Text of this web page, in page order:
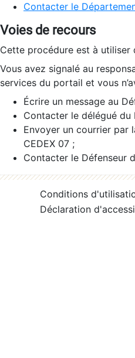
Contacter le
Voies de recours
Cette procédure est à utiliser
Vous avez signalé au
services du portail et vous
Écrire un message au
Contacter le délégué
Envoyer un courrier par
CEDEX 07 ;
Contacter le Défenseur
Conditions
Déclaration